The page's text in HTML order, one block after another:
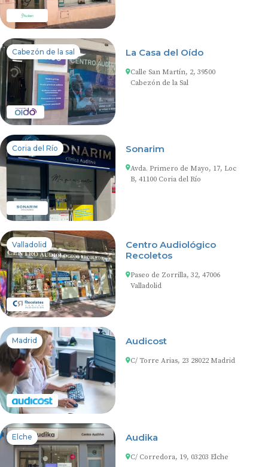
Cabezón de la sal La Casa del Oído
Calle San Martín, 2, 39500
Cabezón de la Sal
Coria del Río Sonarim
Avda. Primero de Mayo, 17, Loc
B, 41100 Coria del Río
Valladolid
Centro Audiológico
Recoletos
Paseo de Zorrilla, 32, 47006
Valladolid
Madrid Audicost
C/ Torre Arias, 23 28022 Madrid
Elche Audika
C/ Corredora, 19, 03203 Elche